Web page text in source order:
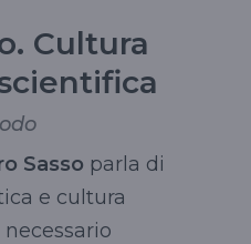
Cultura
Sasso parla di
e cultura